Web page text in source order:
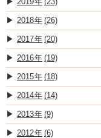
2018 (26)
2017 (20)
2016 (19)
2015 (18)
2014 (14)
2013 (9)
2012 (6)